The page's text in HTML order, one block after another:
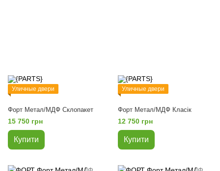
Уличные двери
Форт Метал/МДФ Склопакет
15 750 грн
Купити
Уличные двери
Форт Метал/МДФ Класік
12 750 грн
Купити